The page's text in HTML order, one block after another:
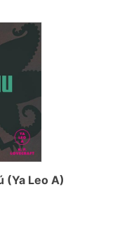
(Ya Leo A)